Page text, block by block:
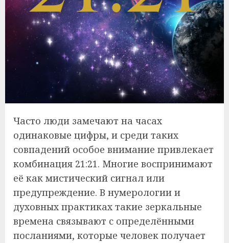
Часто люди замечают на часах
одинаковые цифры, и среди таких
совпадений особое внимание привлекает
комбинация 21:21. Многие воспринимают
её как мистический сигнал или
предупреждение. В нумерологии и
духовных практиках такие зеркальные
времена связывают с определёнными
посланиями, которые человек получает